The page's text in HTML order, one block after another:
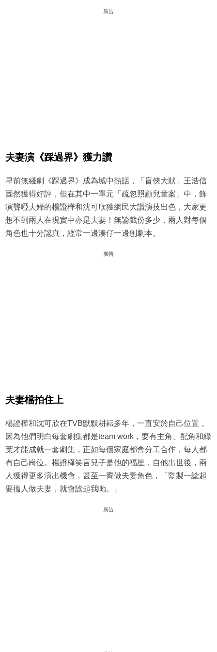
廣告
夫妻演《踩過界》獲力讚
早前無綫劇《踩過界》成為城中熱話，「盲俠大狀」王浩信
固然獲得好評，但在其中一單元「疏忽照顧兒童案」中，飾
演聾啞夫婦的楊證樺和沈可欣獲網民大讚演技出色，大家更
想不到兩人在現實中亦是夫妻！無論戲份多少，兩人對每個
角色也十分認真，經常一邊湊仔一邊刨劇本。
廣告
夫妻檔拍住上
楊證樺和沈可欣在TVB默默耕耘多年，一直安於自己位置，
因為他們明白每套劇集都是team work，要有主角、配角和綠
葉才能成就一套劇集，正如每個家庭都會分工合作，每人都
有自己崗位。楊證樺笑言兒子是他的福星，自他出世後，兩
人獲得更多演出機會，甚至一齊做夫妻角色，「監製一諗起
要搵人做夫妻，就會諗起我哋。」
廣告